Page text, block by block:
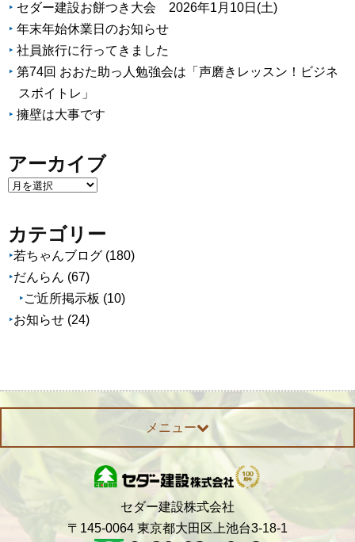
セダー建設お餅つき大会 2026年1月10日(土)
年末年始休業日のお知らせ
社員旅行に行ってきました
第74回 おおた助っ人勉強会は「声磨きレッスン！ビジネ
スボイトレ」
擁壁は大事です
アーカイブ
ア
カ
イ
ブ
カテゴリー
若ちゃんブログ (180)
だんらん (67)
ご近所掲示板 (10)
お知らせ (24)
メニュー
セダー建設株式会社
〒145-0064 東京都大田区上池台3-18-1